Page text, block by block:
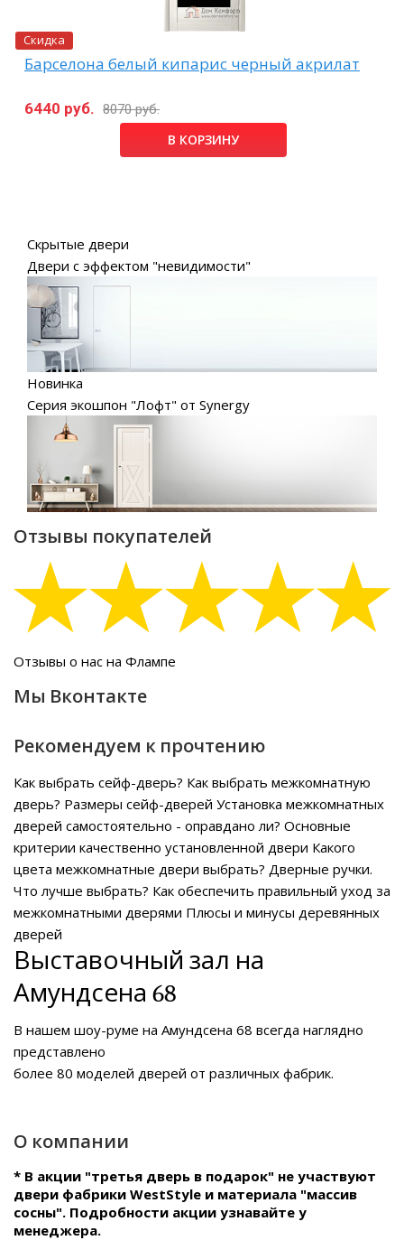
Скидка
Барселона белый кипарис черный акрилат
6440 руб. 8070 руб.
В КОРЗИНУ
Скрытые двери
Двери с эффектом "невидимости"
Новинка
Серия экошпон "Лофт" от Synergy
Отзывы покупателей
Отзывы о нас на Флампе
Мы Вконтакте
Рекомендуем к прочтению
Как выбрать сейф-дверь? Как выбрать межкомнатную
дверь? Размеры сейф-дверей Установка межкомнатных
дверей самостоятельно - оправдано ли? Основные
критерии качественно установленной двери Какого
цвета межкомнатные двери выбрать? Дверные ручки.
Что лучше выбрать? Как обеспечить правильный уход за
межкомнатными дверями Плюсы и минусы деревянных
дверей
Выставочный зал на
Амундсена 68
В нашем шоу-руме на Амундсена 68 всегда наглядно
представлено
более 80 моделей дверей от различных фабрик.
О компании
* В акции "третья дверь в подарок" не участвуют
двери фабрики WestStyle и материала "массив
сосны". Подробности акции узнавайте у
менеджера.